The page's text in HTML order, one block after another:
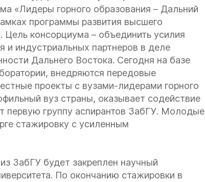
«Лидеры горного образования – Дальний
программы развития высшего
консорциума – объединить усилия
и индустриальных партнеров в деле
Дальнего Востока. Сегодня на базе
внедряются передовые
проекты с вузами-лидерами горного
вуз страны, оказывает содействие
первую группу аспирантов ЗабГУ. Молодые
стажировку с усиленным
ЗабГУ будет закреплен научный
По окончанию стажировки в